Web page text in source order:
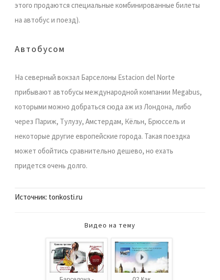
этого продаются специальные комбинированные билеты
на автобус и поезд).
Автобусом
На северный вокзал Барселоны Estacion del Norte
прибывают автобусы международной компании Megabus,
которыми можно добраться сюда аж из Лондона, либо
через Париж, Тулузу, Амстердам, Кёльн, Брюссель и
некоторые другие европейские города. Такая поездка
может обойтись сравнительно дешево, но ехать
придется очень долго.
Источник: tonkosti.ru
Видео на тему